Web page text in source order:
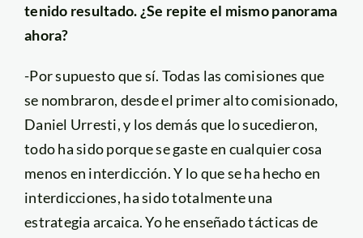
tenido resultado. ¿Se repite el mismo panorama
ahora?
-Por supuesto que sí. Todas las comisiones que
se nombraron, desde el primer alto comisionado,
Daniel Urresti, y los demás que lo sucedieron,
todo ha sido porque se gaste en cualquier cosa
menos en interdicción. Y lo que se ha hecho en
interdicciones, ha sido totalmente una
estrategia arcaica. Yo he enseñado tácticas de